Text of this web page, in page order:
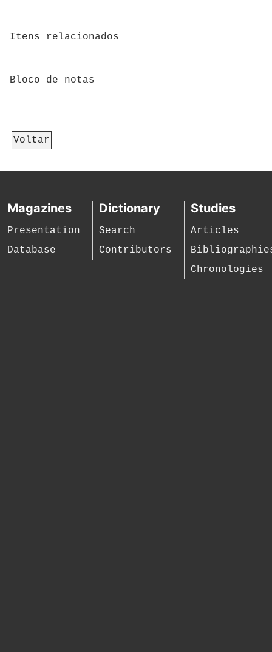
Itens relacionados
Bloco de notas
Voltar
Magazines
Presentation
Database
Dictionary
Search
Contributors
Studies
Articles
Chronologies